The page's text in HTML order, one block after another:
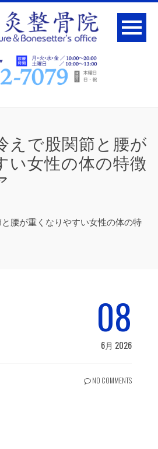
えで股関節と腰が
い女性の体の特徴
腰が重くなりやすい女性の体の特
08
6月 2026
NO COMMENTS